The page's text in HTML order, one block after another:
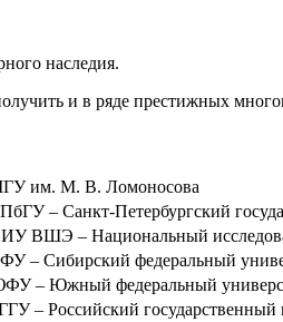
наследия.
и в ряде престижных
им. М. В. Ломоносова
– Санкт-Петербургский
ВШЭ – Национальный
– Сибирский федеральный
– Южный федеральный
– Российский государственный